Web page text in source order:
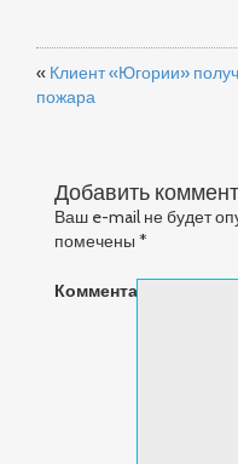
« Клиент «Югории»
пожара
Добавить
Ваш e-mail не будет
помечены *
Комментарий